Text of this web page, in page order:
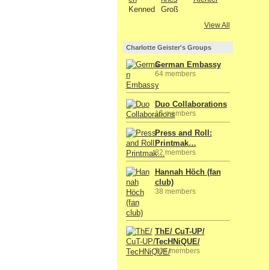
View All
Charlotte Geister's Groups
German Embassy
64 members
Duo Collaborations
15 members
Press and Roll:
Printmak…
82 members
Hannah Höch (fan
club)
38 members
ThE/ CuT-UP/
TecHNiQUE/
104 members